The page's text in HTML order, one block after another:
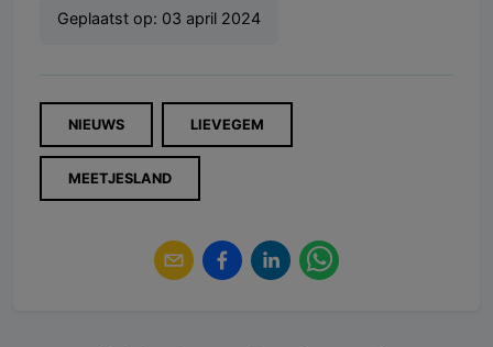
Geplaatst op: 03 april 2024
NIEUWS LIEVEGEM
MEETJESLAND